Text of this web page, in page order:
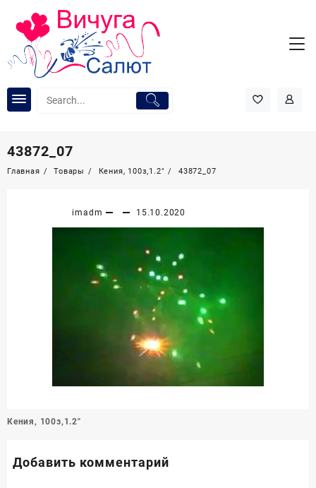
содержимому
43872_07
Главная Товары Кения, 100з,1.2″ 43872_07
imadm 15.10.2020
Навигация
Кения, 100з,1.2″
Добавить комментарий